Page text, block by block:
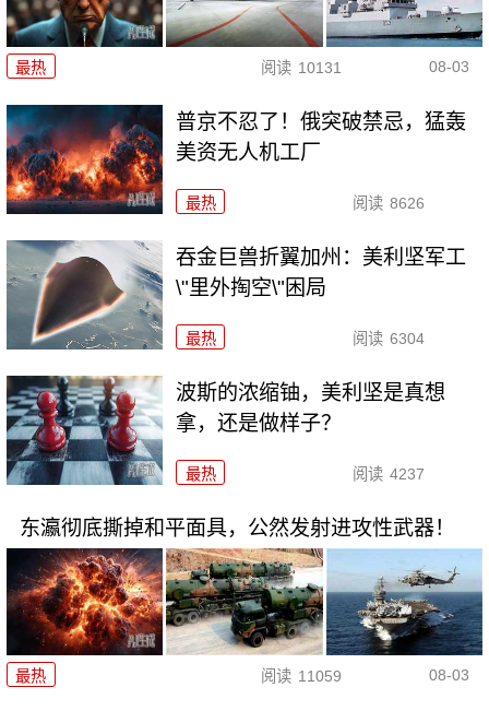
最热 阅读 10131 08-03
普京不忍了！俄突破禁忌，猛轰
美资无人机工厂
最热 阅读 8626
吞金巨兽折翼加州：美利坚军工
\"里外掏空\"困局
最热 阅读 6304
波斯的浓缩铀，美利坚是真想
拿，还是做样子？
最热 阅读 4237
东瀛彻底撕掉和平面具，公然发射进攻性武器！
最热 阅读 11059 08-03